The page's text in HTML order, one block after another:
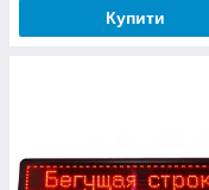
Купити